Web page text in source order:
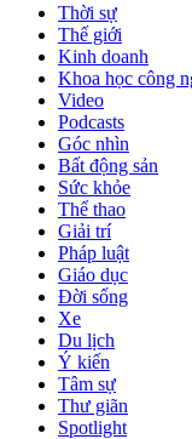
Thời sự
Thế giới
Kinh doanh
Khoa học công
Video
Podcasts
Góc nhìn
Bất động sản
Sức khỏe
Thể thao
Giải trí
Pháp luật
Giáo dục
Đời sống
Xe
Du lịch
Ý kiến
Tâm sự
Thư giãn
Spotlight